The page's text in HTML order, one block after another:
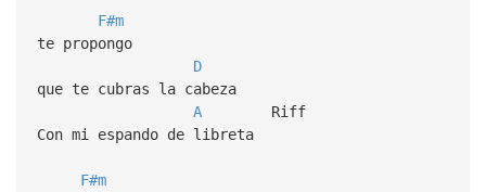
F#m
te propongo
D
que te cubras la cabeza
ARiff
Con mi espando de libreta
F#m